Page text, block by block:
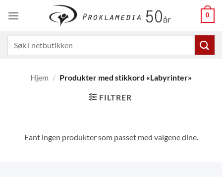
0
etter:
Hjem / Produkter med stikkord «Labyrinter»
FILTRER
Fant ingen produkter som passet med valgene dine.